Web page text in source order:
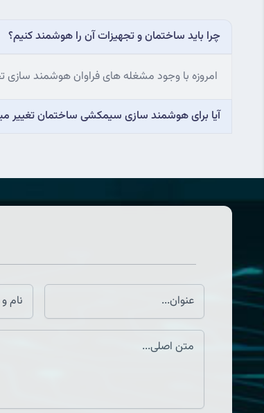
چرا باید ساختمان و تجهیزات آن را هوشمند کنیم؟
امروزه با وجود مشغله های فراوان هوشمند سازی
آیا برای هوشمند سازی سیمکشی ساختمان تغییر